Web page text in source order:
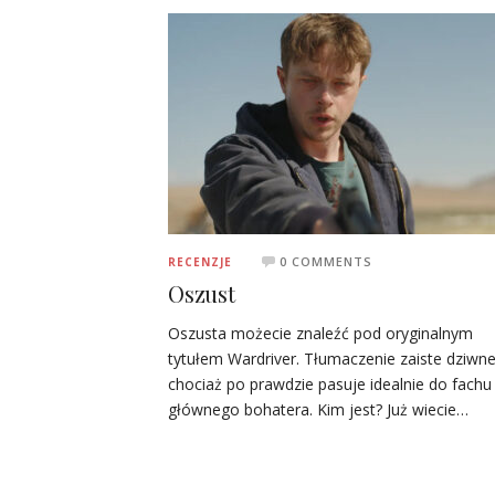
RECENZJE 0 COMMENTS
Oszust
Oszusta możecie znaleźć pod oryginalnym
tytułem Wardriver. Tłumaczenie zaiste
chociaż po prawdzie pasuje idealnie do fachu
głównego bohatera. Kim jest? Już wiecie…